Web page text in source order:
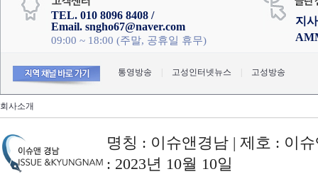
TEL. 010 8096 8408 /
Email. sngho67@naver.com
09:00 ~ 18:00 (주말, 공휴일 휴무)
지
통영방송 고성인터넷뉴스 고성방송
회사소개
명칭 : 이슈앤경남 | 제호 : 이
: 2023년 10월 10일